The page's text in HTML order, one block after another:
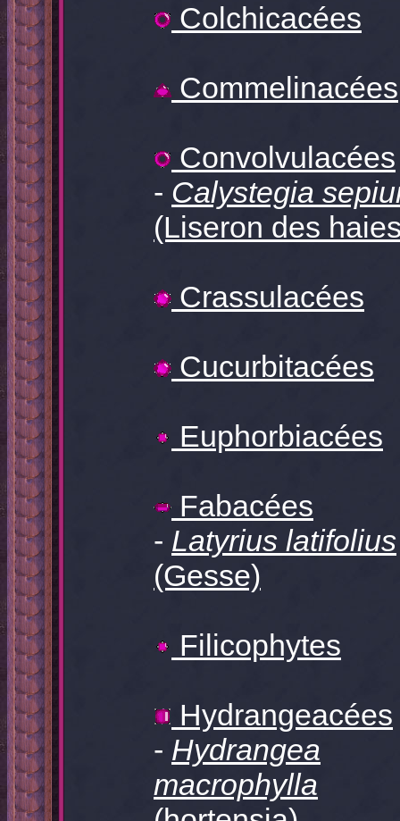
Colchicacées
Commelinacées
Convolvulacées
- Calystegia
(Liseron des
Crassulacées
Cucurbitacées
Euphorbiacées
Fabacées
- Latyrius latifolius
(Gesse)
Filicophytes
Hydrangeacées
- Hydrangea
macrophylla